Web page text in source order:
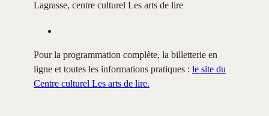
Lagrasse, centre culturel Les arts de lire
Pour la programmation complète, la billetterie en
ligne et toutes les informations pratiques : le site du
Centre culturel Les arts de lire.